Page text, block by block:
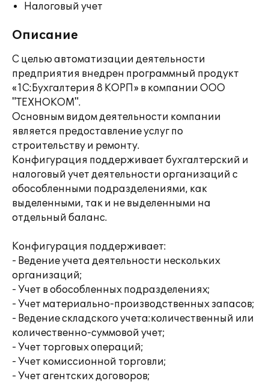
Налоговый учет
Описание
С целью автоматизации деятельности
предприятия внедрен программный продукт
«1С:Бухгалтерия 8 КОРП» в компании ООО
"ТЕХНОКОМ".
Основным видом деятельности компании
является предоставление услуг по
строительству и ремонту.
Конфигурация поддерживает бухгалтерский и
налоговый учет деятельности организаций с
обособленными подразделениями, как
выделенными, так и не выделенными на
отдельный баланс.
Конфигурация поддерживает:
- Ведение учета деятельности нескольких
организаций;
- Учет в обособленных подразделениях;
- Учет материально-производственных запасов;
- Ведение складского учета:количественный или
количественно-суммовой учет;
- Учет торговых операций;
- Учет комиссионной торговли;
- Учет агентских договоров;